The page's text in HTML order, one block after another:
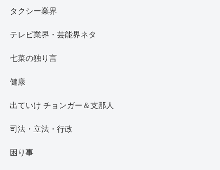
タクシー業界
テレビ業界・芸能界ネタ
七菜の独り言
健康
出ていけ チョンガー＆支那人
司法・立法・行政
困り事